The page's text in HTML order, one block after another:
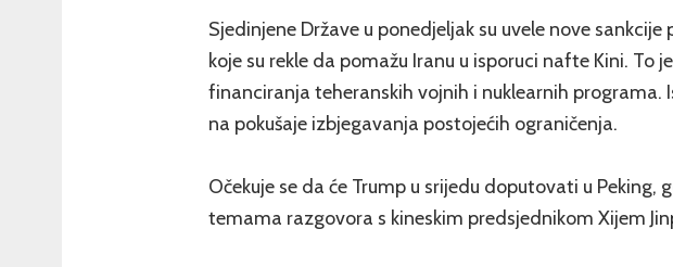
Sjedinjene Države u ponedjeljak su uvele nove
koje su rekle da pomažu Iranu u isporuci nafte Kini. To
financiranja teheranskih vojnih i nuklearnih programa.
na pokušaje izbjegavanja postojećih ograničenja.
Očekuje se da će Trump u srijedu doputovati u Peking,
temama razgovora s kineskim predsjednikom Xijem